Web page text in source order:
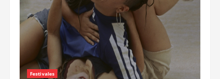
Mejor
Película
del
8°
Festival
Cine
en
Grande
Festivales